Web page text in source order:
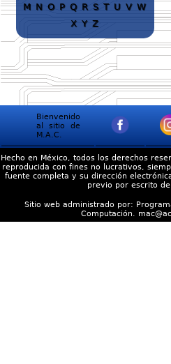
Christian
Carlos
Delgado
Elizondo
Gabriel
Delgado
Juárez
M N O P Q R S T U V W
X Y Z
Bienvenido
al sitio de
M.A.C.
Hecho en México, todos los derechos
reproducida con fines no lucrativos,
fuente completa y su dirección
previo por escrito de
Sitio web administrado por:
Computación.